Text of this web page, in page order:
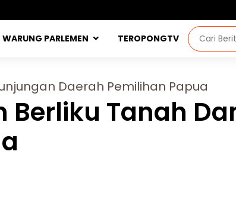
WARUNG PARLEMEN TEROPONGTV
Daerah Pemilihan Papua
Berliku Tanah